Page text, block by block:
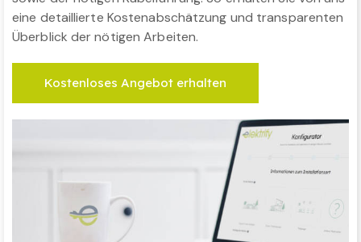
eine detaillierte Kostenabschätzung und transparenten
Überblick der nötigen Arbeiten.
Kostenloses Angebot erhalten